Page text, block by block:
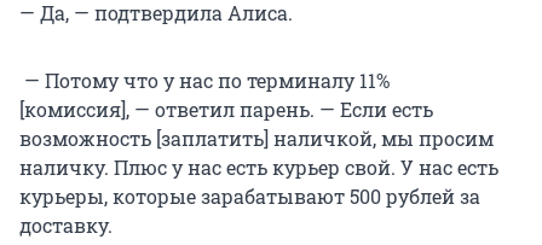
— Да, — подтвердила Алиса.
— Потому что у нас по терминалу 11%
[комиссия], — ответил парень. — Если есть
возможность [заплатить] наличкой, мы просим
наличку. Плюс у нас есть курьер свой. У нас есть
курьеры, которые зарабатывают 500 рублей за
доставку.